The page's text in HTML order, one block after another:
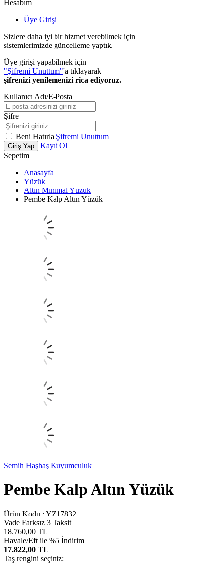
Hesabım
Üye Girişi
Sizlere daha iyi bir hizmet verebilmek için
sistemlerimizde güncelleme yaptık.
Üye girişi yapabilmek için
"Şifremi Unuttum"'a tıklayarak
şifrenizi yenilemenizi rica ediyoruz.
Kullanıcı Adı/E-Posta
Şifre
Beni Hatırla Şifremi Unuttum
Giriş Yap
Kayıt Ol
Sepetim
Anasayfa
Yüzük
Altın Minimal Yüzük
Pembe Kalp Altın Yüzük
Semih Haşhaş Kuyumculuk
Pembe Kalp Altın Yüzük
Ürün Kodu : YZ17832
Vade Farksız 3 Taksit
18.760,00 TL
Havale/Eft ile %5 İndirim
17.822,00 TL
Taş rengini seçiniz: